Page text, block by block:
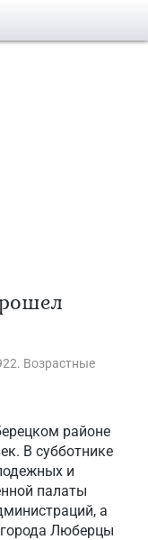
Возрастные
районе
В субботнике
и
палаты
а
Люберцы